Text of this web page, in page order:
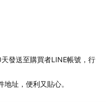
發送至購買者LINE帳號，行
址，便利又貼心。